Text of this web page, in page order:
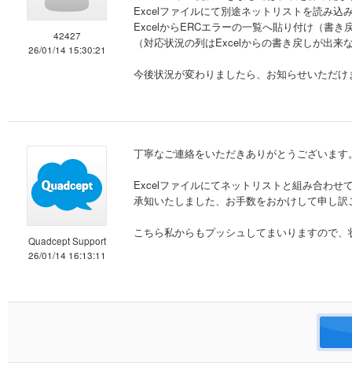
42427
26/01/14 15:30:21
Excelファイルにて別途ネットリストを読み込
ExcelからERCエラーの一覧へ貼り付け（書き
（対応状況の列はExcelからの書き戻しが出来
今後状況が変わりましたら、お知らせいただ
Quadcept Support
26/01/14 16:13:11
丁寧なご連絡をいただきありがとうございます
Excelファイルにてネットリストと組み合わせ
承知いたしました、お手数をおかけして申し
こちら私からもプッシュしてまいりますので